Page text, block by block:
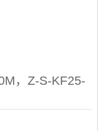
，Z-S-KF25-